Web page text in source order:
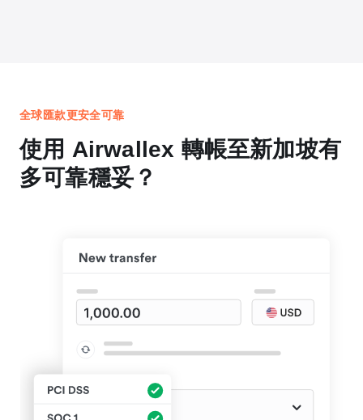
全球匯款更安全可靠
使用 Airwallex 轉帳至新加坡有
多可靠穩妥？